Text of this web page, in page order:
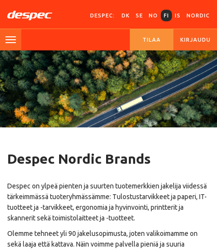
DESPEC: DK SE NO FI IS NORDIC
TILAA KIRJAUDU
Despec Nordic Brands
Despec on ylpeä pienten ja suurten tuotemerkkien jakelija viidessä
tärkeimmässä tuoteryhmässämme: Tulostustarvikkeet ja paperi, IT-
tuotteet ja -tarvikkeet, ergonomia ja hyvinvointi, printterit ja
skannerit sekä toimistolaitteet ja -tuotteet.
Olemme tehneet yli 90 jakelusopimusta, joten valikoimamme on
sekä laaja että kattava. Näin voimme palvella pieniä ja suuria